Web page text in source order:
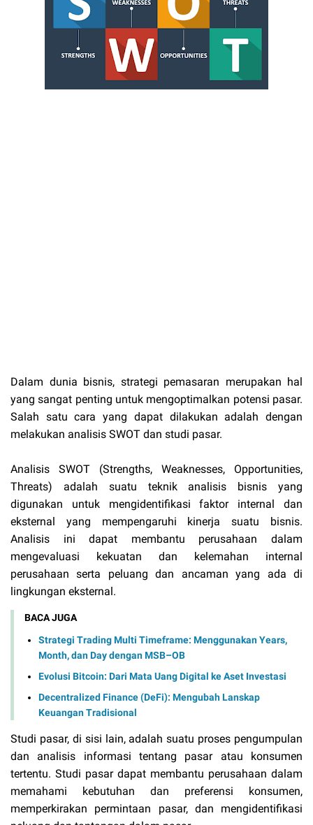
Dalam dunia bisnis, strategi pemasaran merupakan hal
yang sangat penting untuk mengoptimalkan potensi pasar.
Salah satu cara yang dapat dilakukan adalah dengan
melakukan analisis SWOT dan studi pasar.
Analisis SWOT (Strengths, Weaknesses, Opportunities,
Threats) adalah suatu teknik analisis bisnis yang
digunakan untuk mengidentifikasi faktor internal dan
eksternal yang mempengaruhi kinerja suatu bisnis.
Analisis ini dapat membantu perusahaan dalam
mengevaluasi kekuatan dan kelemahan internal
perusahaan serta peluang dan ancaman yang ada di
lingkungan eksternal.
BACA JUGA
Strategi Trading Multi Timeframe: Menggunakan Years,
Month, dan Day dengan MSB–OB
Evolusi Bitcoin: Dari Mata Uang Digital ke Aset Investasi
Decentralized Finance (DeFi): Mengubah Lanskap
Keuangan Tradisional
Studi pasar, di sisi lain, adalah suatu proses pengumpulan
dan analisis informasi tentang pasar atau konsumen
tertentu. Studi pasar dapat membantu perusahaan dalam
memahami kebutuhan dan preferensi konsumen,
memperkirakan permintaan pasar, dan mengidentifikasi